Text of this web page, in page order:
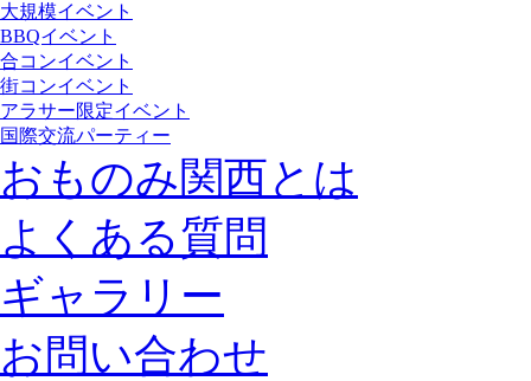
大規模イベント
BBQイベント
合コンイベント
街コンイベント
アラサー限定イベント
国際交流パーティー
おものみ関西とは
よくある質問
ギャラリー
お問い合わせ